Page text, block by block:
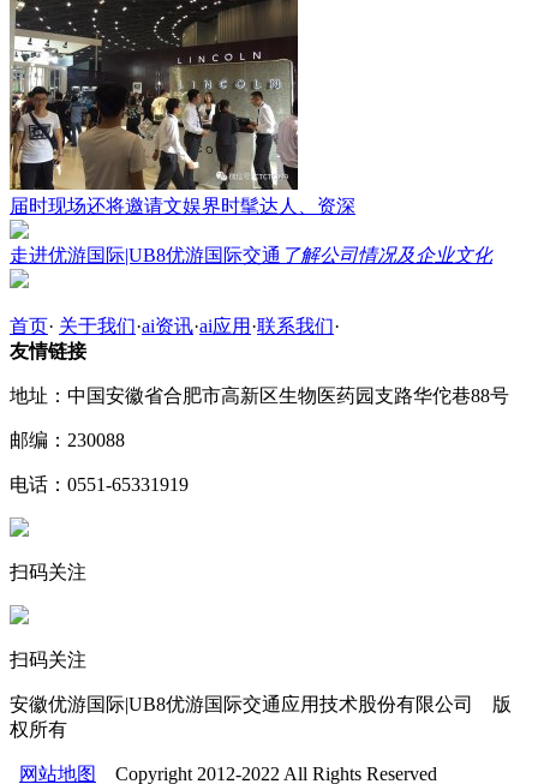
届时现场还将邀请文娱界时髦达人、资深
走进优游国际|UB8优游国际交通 了解公司情况及企业文化
首页· 关于我们·ai资讯·ai应用 ·联系我们·
友情链接
地址：中国安徽省合肥市高新区生物医药园支路华佗巷88号
邮编：230088
电话：0551-65331919
扫码关注
扫码关注
安徽优游国际|UB8优游国际交通应用技术股份有限公司 版
权所有
网站地图 Copyright 2012-2022 All Rights Reserved